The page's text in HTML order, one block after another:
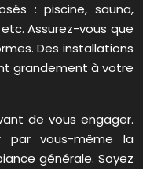
: piscine, sauna,
Assurez-vous que
Des installations
grandement à votre
de vous engager.
par vous-même la
générale. Soyez